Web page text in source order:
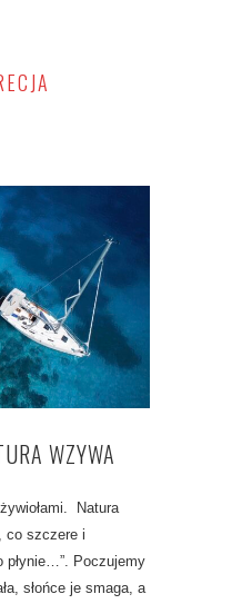
WZYWA
Natura
co szczere i
płynie…”. Poczujemy
słońce je smaga, a